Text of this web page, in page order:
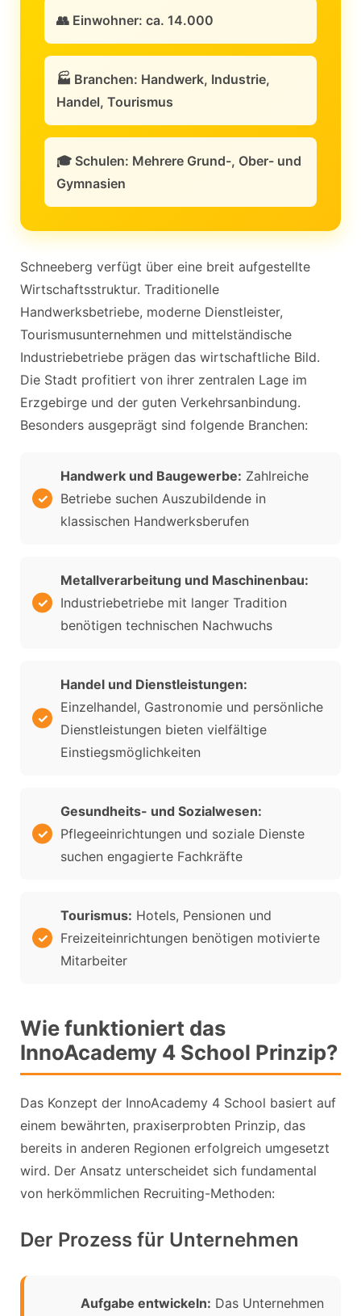
👥 Einwohner: ca. 14.000
🏭 Branchen: Handwerk, Industrie,
Handel, Tourismus
🎓 Schulen: Mehrere Grund-, Ober- und
Gymnasien
Schneeberg verfügt über eine breit aufgestellte
Wirtschaftsstruktur. Traditionelle
Handwerksbetriebe, moderne Dienstleister,
Tourismusunternehmen und mittelständische
Industriebetriebe prägen das wirtschaftliche Bild.
Die Stadt profitiert von ihrer zentralen Lage im
Erzgebirge und der guten Verkehrsanbindung.
Besonders ausgeprägt sind folgende Branchen:
Handwerk und Baugewerbe: Zahlreiche
Betriebe suchen Auszubildende in
klassischen Handwerksberufen
Metallverarbeitung und Maschinenbau:
Industriebetriebe mit langer Tradition
benötigen technischen Nachwuchs
Handel und Dienstleistungen:
Einzelhandel, Gastronomie und persönliche
Dienstleistungen bieten vielfältige
Einstiegsmöglichkeiten
Gesundheits- und Sozialwesen:
Pflegeeinrichtungen und soziale Dienste
suchen engagierte Fachkräfte
Tourismus: Hotels, Pensionen und
Freizeiteinrichtungen benötigen motivierte
Mitarbeiter
Wie funktioniert das
InnoAcademy 4 School Prinzip?
Das Konzept der InnoAcademy 4 School basiert auf
einem bewährten, praxiserprobten Prinzip, das
bereits in anderen Regionen erfolgreich umgesetzt
wird. Der Ansatz unterscheidet sich fundamental
von herkömmlichen Recruiting-Methoden:
Der Prozess für Unternehmen
Aufgabe entwickeln: Das Unternehmen